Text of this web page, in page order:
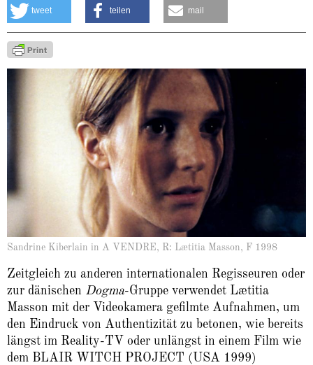
Sandrine Kiberlain in A VENDRE, R: Lætitia Masson, F 1998
Zeitgleich zu anderen internationalen Regisseuren oder
zur dänischen Dogma-Gruppe verwendet Lætitia
Masson mit der Videokamera gefilmte Aufnahmen, um
den Eindruck von Authentizität zu betonen, wie bereits
längst im Reality-TV oder unlängst in einem Film wie
dem BLAIR WITCH PROJECT (USA 1999)
tweet teilen mail